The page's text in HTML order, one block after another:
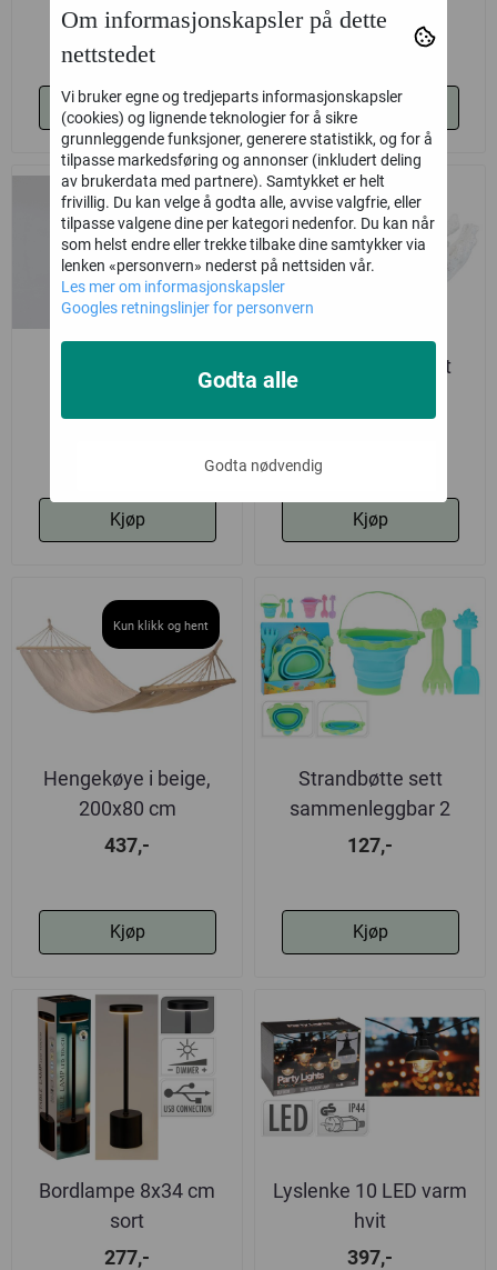
67,-
Kjøp
677,-
Kjøp
Kjøp
Skål coral look hvit
Kjøp
Kun klikk og hent
Hengekøye i beige,
200x80 cm
437,-
Kjøp
Strandbøtte sett
sammenleggbar 2
varianter
127,-
Kjøp
Bordlampe 8x34 cm
sort
277,-
Lyslenke 10 LED varm
hvit
397,-
Om informasjonskapsler på dette
nettstedet
Vi bruker egne og tredjeparts informasjonskapsler
(cookies) og lignende teknologier for å sikre
grunnleggende funksjoner, generere statistikk, og for å
tilpasse markedsføring og annonser (inkludert deling
av brukerdata med partnere). Samtykket er helt
frivillig. Du kan velge å godta alle, avvise valgfrie, eller
tilpasse valgene dine per kategori nedenfor. Du kan når
som helst endre eller trekke tilbake dine samtykker via
lenken «personvern» nederst på nettsiden vår.
Les mer om informasjonskapsler
Googles retningslinjer for personvern
Godta nødvendig
Godta alle